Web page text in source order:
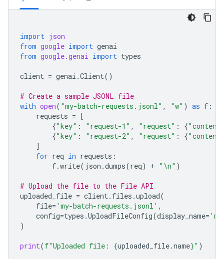
import json
from google import genai
from google.genai import types
client = genai .Client()
# Create a sample JSONL file
with open( "my-batch-requests.jsonl" , "w" ) as f :
requests = [
{"key" : "request-1" , "request" : {
{"key" : "request-2" , "request" : {
]
for req in requests :
f.write( json .dumps(req) + " \n" )
# Upload the file to the File API
uploaded_file = client. files .upload(
file= 'my-batch-requests.jsonl' ,
config=types .UploadFileConfig(display_name=
)
print(f"Uploaded file: {uploaded_file.name}" )